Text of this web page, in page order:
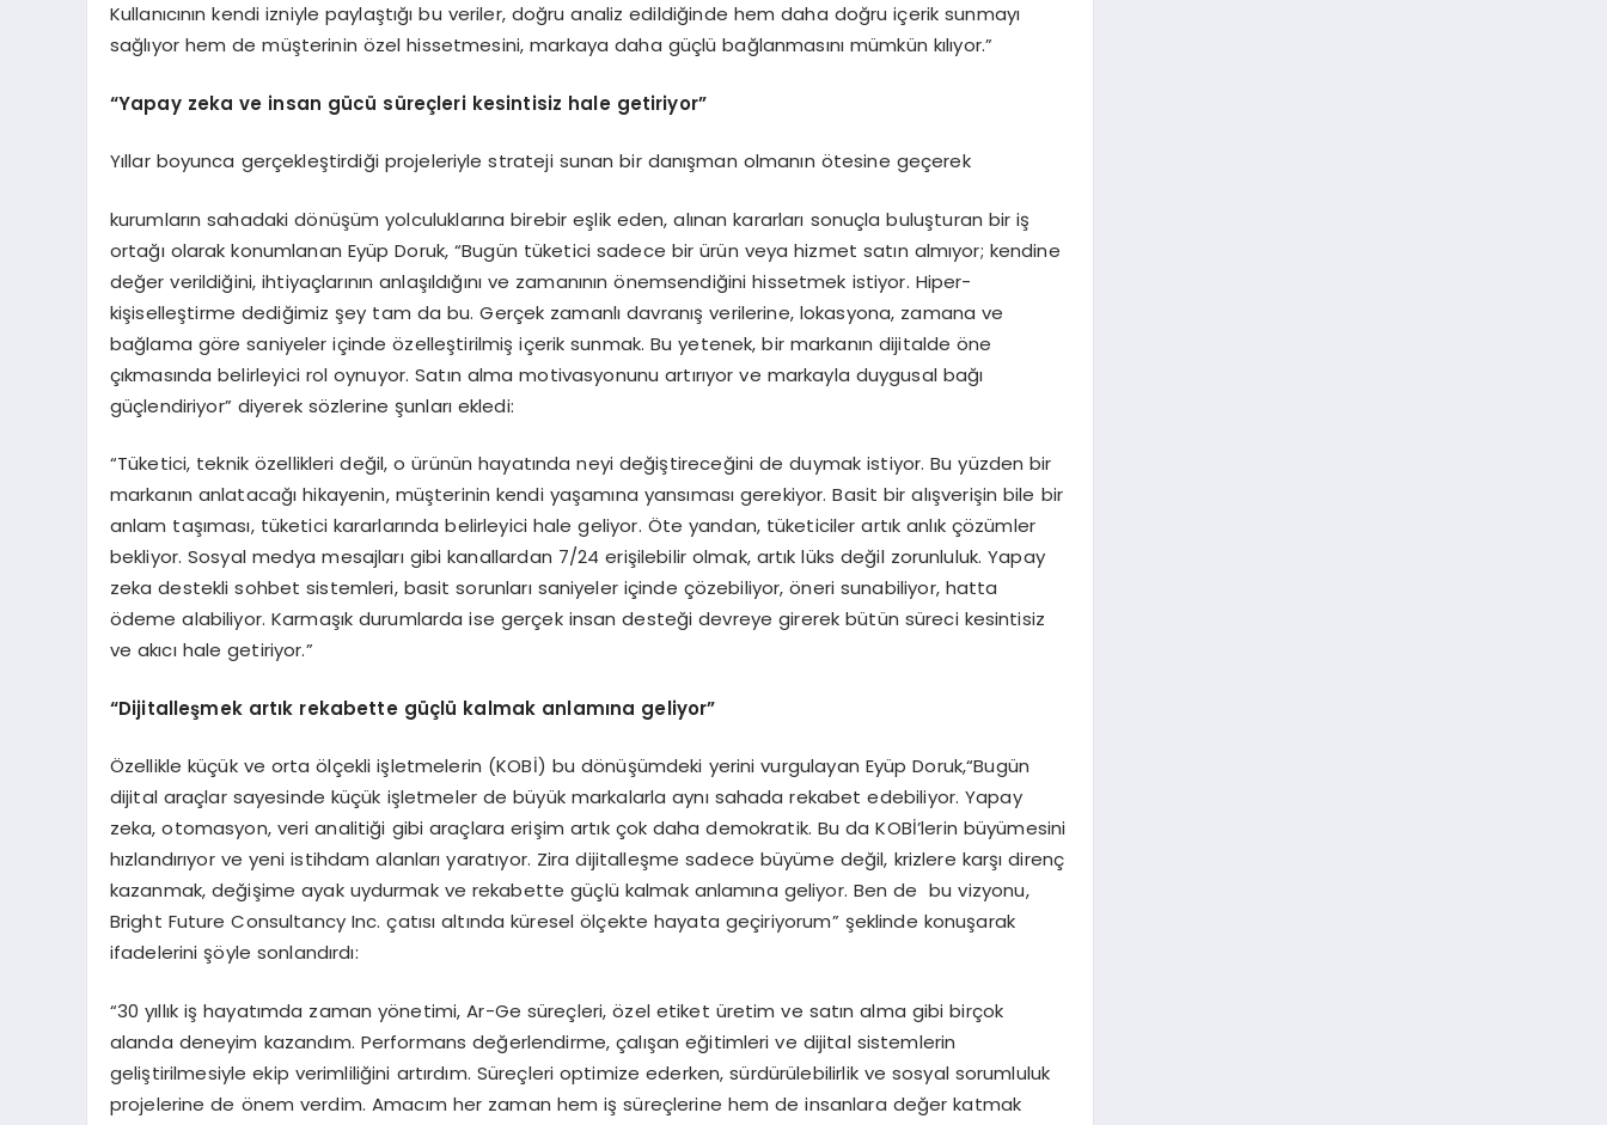
Kullanıcının kendi izniyle paylaştığı bu veriler, doğru analiz edildiğinde hem daha doğru içerik sunmayı
sağlıyor hem de müşterinin özel hissetmesini, markaya daha güçlü bağlanmasını mümkün kılıyor.”
“Yapay zeka ve insan gücü süreçleri kesintisiz hale getiriyor”
Yıllar boyunca gerçekleştirdiği projeleriyle strateji sunan bir danışman olmanın ötesine geçerek
kurumların sahadaki dönüşüm yolculuklarına birebir eşlik eden, alınan kararları sonuçla buluşturan bir iş
ortağı olarak konumlanan Eyüp Doruk, “Bugün tüketici sadece bir ürün veya hizmet satın almıyor; kendine
değer verildiğini, ihtiyaçlarının anlaşıldığını ve zamanının önemsendiğini hissetmek istiyor. Hiper-
kişiselleştirme dediğimiz şey tam da bu. Gerçek zamanlı davranış verilerine, lokasyona, zamana ve
bağlama göre saniyeler içinde özelleştirilmiş içerik sunmak. Bu yetenek, bir markanın dijitalde öne
çıkmasında belirleyici rol oynuyor. Satın alma motivasyonunu artırıyor ve markayla duygusal bağı
güçlendiriyor” diyerek sözlerine şunları ekledi:
“Tüketici, teknik özellikleri değil, o ürünün hayatında neyi değiştireceğini de duymak istiyor. Bu yüzden bir
markanın anlatacağı hikayenin, müşterinin kendi yaşamına yansıması gerekiyor. Basit bir alışverişin bile bir
anlam taşıması, tüketici kararlarında belirleyici hale geliyor. Öte yandan, tüketiciler artık anlık çözümler
bekliyor. Sosyal medya mesajları gibi kanallardan 7/24 erişilebilir olmak, artık lüks değil zorunluluk. Yapay
zeka destekli sohbet sistemleri, basit sorunları saniyeler içinde çözebiliyor, öneri sunabiliyor, hatta
ödeme alabiliyor. Karmaşık durumlarda ise gerçek insan desteği devreye girerek bütün süreci kesintisiz
ve akıcı hale getiriyor.”
“Dijitalleşmek artık rekabette güçlü kalmak anlamına geliyor”
Özellikle küçük ve orta ölçekli işletmelerin (KOBİ) bu dönüşümdeki yerini vurgulayan Eyüp Doruk,“Bugün
dijital araçlar sayesinde küçük işletmeler de büyük markalarla aynı sahada rekabet edebiliyor. Yapay
zeka, otomasyon, veri analitiği gibi araçlara erişim artık çok daha demokratik. Bu da KOBİ’lerin büyümesini
hızlandırıyor ve yeni istihdam alanları yaratıyor. Zira dijitalleşme sadece büyüme değil, krizlere karşı direnç
kazanmak, değişime ayak uydurmak ve rekabette güçlü kalmak anlamına geliyor. Ben de bu vizyonu,
Bright Future Consultancy Inc. çatısı altında küresel ölçekte hayata geçiriyorum” şeklinde konuşarak
ifadelerini şöyle sonlandırdı:
“30 yıllık iş hayatımda zaman yönetimi, Ar-Ge süreçleri, özel etiket üretim ve satın alma gibi birçok
alanda deneyim kazandım. Performans değerlendirme, çalışan eğitimleri ve dijital sistemlerin
geliştirilmesiyle ekip verimliliğini artırdım. Süreçleri optimize ederken, sürdürülebilirlik ve sosyal sorumluluk
projelerine de önem verdim. Amacım her zaman hem iş süreçlerine hem de insanlara değer katmak